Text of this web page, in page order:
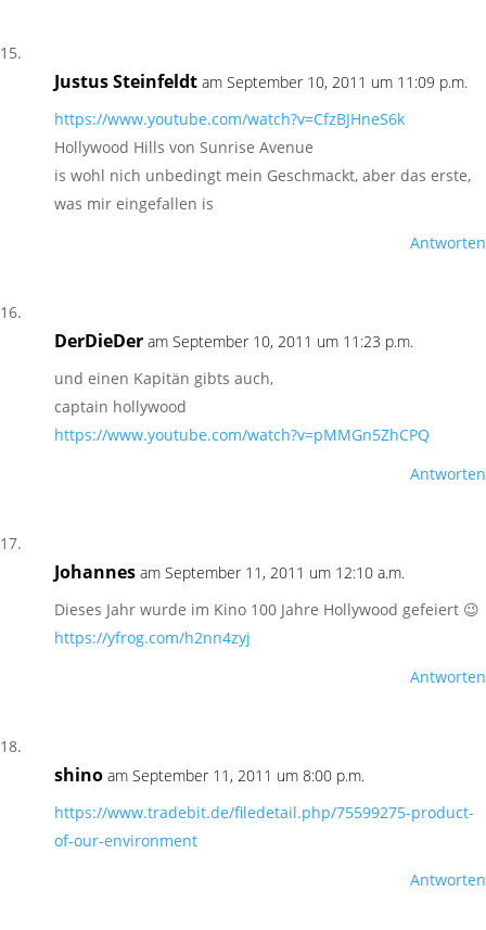
Justus Steinfeldt am September 10, 2011 um 11:09 p.m.
https://www.youtube.com/watch?v=CfzBJHneS6k
Hollywood Hills von Sunrise Avenue
is wohl nich unbedingt mein Geschmackt, aber das erste,
was mir eingefallen is
Antworten
DerDieDer am September 10, 2011 um 11:23 p.m.
und einen Kapitän gibts auch,
captain hollywood
https://www.youtube.com/watch?v=pMMGn5ZhCPQ
Antworten
Johannes am September 11, 2011 um 12:10 a.m.
Dieses Jahr wurde im Kino 100 Jahre Hollywood gefeiert 😉
https://yfrog.com/h2nn4zyj
Antworten
shino am September 11, 2011 um 8:00 p.m.
https://www.tradebit.de/filedetail.php/75599275-product-
of-our-environment
Antworten